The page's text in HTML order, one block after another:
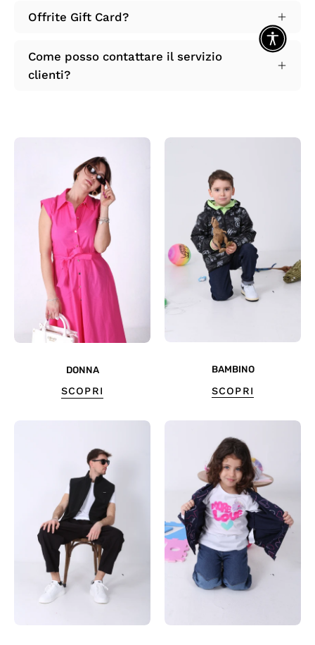
Offrite Gift Card?
Come posso contattare il servizio
clienti?
DONNA
SCOPRI
BAMBINO
SCOPRI